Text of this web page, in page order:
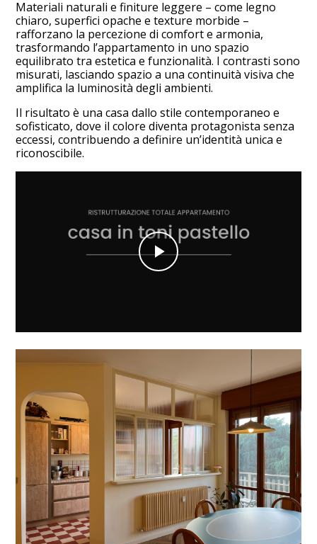
Materiali naturali e finiture leggere – come legno
chiaro, superfici opache e texture morbide –
rafforzano la percezione di comfort e armonia,
trasformando l’appartamento in uno spazio
equilibrato tra estetica e funzionalità. I contrasti sono
misurati, lasciando spazio a una continuità visiva che
amplifica la luminosità degli ambienti.
Il risultato è una casa dallo stile contemporaneo e
sofisticato, dove il colore diventa protagonista senza
eccessi, contribuendo a definire un’identità unica e
riconoscibile.
Play